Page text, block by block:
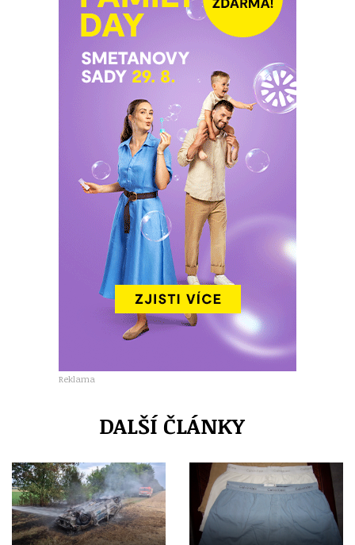
Reklama
DALŠÍ ČLÁNKY